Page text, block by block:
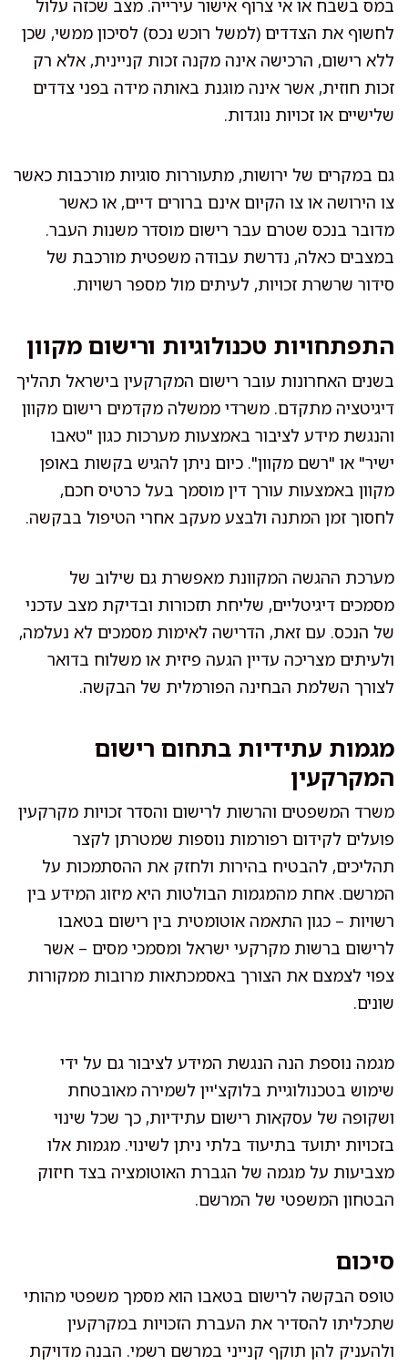
במס בשבח או אי צרוף אישור עירייה. מצב שכזה עלול
לחשוף את הצדדים (למשל רוכש נכס) לסיכון ממשי, שכן
ללא רישום, הרכישה אינה מקנה זכות קניינית, אלא רק
זכות חוזית, אשר אינה מוגנת באותה מידה בפני צדדים
שלישיים או זכויות נוגדות.
גם במקרים של ירושות, מתעוררות סוגיות מורכבות כאשר
צו הירושה או צו הקיום אינם ברורים דיים, או כאשר
מדובר בנכס שטרם עבר רישום מוסדר משנות העבר.
במצבים כאלה, נדרשת עבודה משפטית מורכבת של
סידור שרשרת זכויות, לעיתים מול מספר רשויות.
התפתחויות טכנולוגיות ורישום מקוון
בשנים האחרונות עובר רישום המקרקעין בישראל תהליך
דיגיטציה מתקדם. משרדי ממשלה מקדמים רישום מקוון
והנגשת מידע לציבור באמצעות מערכות כגון "טאבו
ישיר" או "רשם מקוון". כיום ניתן להגיש בקשות באופן
מקוון באמצעות עורך דין מוסמך בעל כרטיס חכם,
לחסוך זמן המתנה ולבצע מעקב אחרי הטיפול בבקשה.
מערכת ההגשה המקוונת מאפשרת גם שילוב של
מסמכים דיגיטליים, שליחת תזכורות ובדיקת מצב עדכני
של הנכס. עם זאת, הדרישה לאימות מסמכים לא נעלמה,
ולעיתים מצריכה עדיין הגעה פיזית או משלוח בדואר
לצורך השלמת הבחינה הפורמלית של הבקשה.
מגמות עתידיות בתחום רישום
המקרקעין
משרד המשפטים והרשות לרישום והסדר זכויות מקרקעין
פועלים לקידום רפורמות נוספות שמטרתן לקצר
תהליכים, להבטיח בהירות ולחזק את ההסתמכות על
המרשם. אחת מהמגמות הבולטות היא מיזוג המידע בין
רשויות – כגון התאמה אוטומטית בין רישום בטאבו
לרישום ברשות מקרקעי ישראל ומסמכי מסים – אשר
צפוי לצמצם את הצורך באסמכתאות מרובות ממקורות
שונים.
מגמה נוספת הנה הנגשת המידע לציבור גם על ידי
שימוש בטכנולוגיית בלוקצ'יין לשמירה מאובטחת
ושקופה של עסקאות רישום עתידיות, כך שכל שינוי
בזכויות יתועד בתיעוד בלתי ניתן לשינוי. מגמות אלו
מצביעות על מגמה של הגברת האוטומציה בצד חיזוק
הבטחון המשפטי של המרשם.
סיכום
טופס הבקשה לרישום בטאבו הוא מסמך משפטי מהותי
שתכליתו להסדיר את העברת הזכויות במקרקעין
ולהעניק להן תוקף קנייני במרשם רשמי. הבנה מדויקת